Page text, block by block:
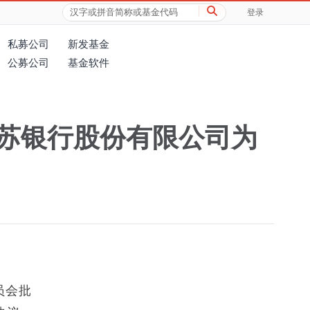
登录
私募公司
新发基金
公募公司 基金软件
银行股份有限公司为
会批